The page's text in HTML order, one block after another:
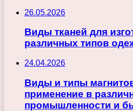
26.05.2026
Виды тканей для
различных типов
24.04.2026
Виды и типы
применение в
промышленности и